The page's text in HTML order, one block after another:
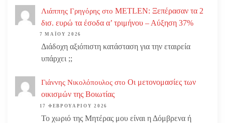
Λιάππης Γρηγόρης στο METLEN: Ξεπέρασαν τα 2
δισ. ευρώ τα έσοδα α’ τριμήνου – Αύξηση 37%
7 ΜΑΪ́ΟΥ 2026
Διάδοχη αξιόπιστη κατάσταση για την εταιρεία
υπάρχει ;;
Γιάννης Νικολόπουλος στο Οι μετονομασίες των
οικισμών της Βοιωτίας
17 ΦΕΒΡΟΥΑΡΊΟΥ 2026
Το χωριό της Μητέρας μου είναι η Δόμβρενα ή